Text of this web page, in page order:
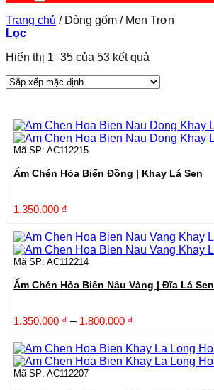
Trang chủ /Dòng gốm /Men Trơn
Lọc
Hiển thị 1–35 của 53 kết quả
Mã SP: AC112215
Ấm Chén Hỏa Biến Đồng | Khay Lá Sen
1.350.000 ₫
Mã SP: AC112214
Ấm Chén Hỏa Biến Nâu Vàng | Đĩa Lá Sen
1.350.000 ₫ – 1.800.000 ₫
từ
1.350.000 ₫
đến
Mã SP: AC112207